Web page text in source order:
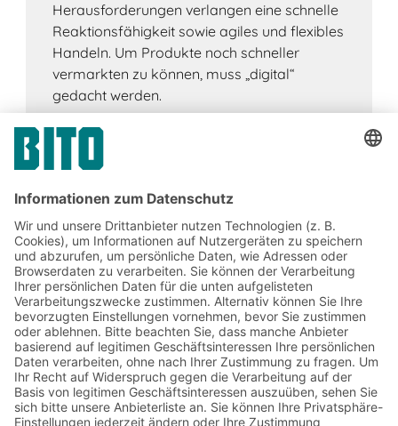
Herausforderungen verlangen eine schnelle
Reaktionsfähigkeit sowie agiles und flexibles
Handeln. Um Produkte noch schneller
vermarkten zu können, muss „digital“
gedacht werden.
Jetzt beim BITO Newsletter
anmelden:
Lager- & Logistiknews
Exklusive Rabatte
Neuheiten